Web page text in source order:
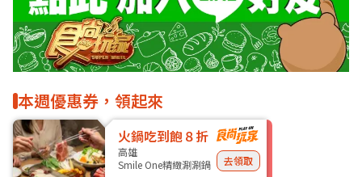
本週優惠券，領起來
火鍋吃到飽８折
高雄
Smile One精緻涮涮鍋
去領取